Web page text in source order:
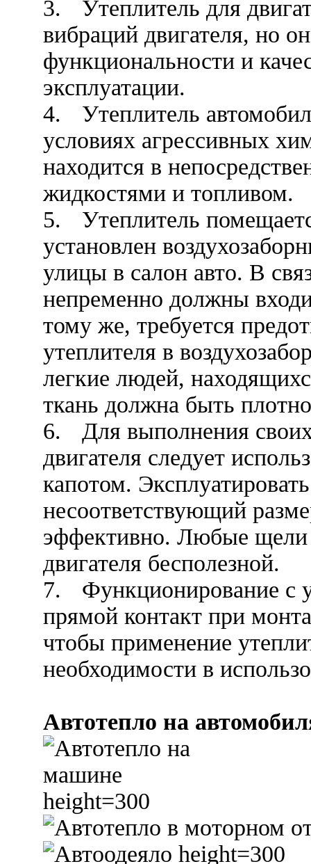
3.
Утеплитель для
вибраций двигателя, но
функциональности и
эксплуатации.
4.
Утеплитель
условиях агрессивных
находится в
жидкостями и топливом.
5.
Утеплитель
установлен
улицы в салон авто. В
непременно должны
тому же, требуется
утеплителя в
легкие людей,
ткань должна быть
6.
Для выполнения
двигателя следует
капотом.
несоответствующий
эффективно. Любые щели
двигателя бесполезной.
7.
Функционирование с
прямой контакт при
чтобы применение
необходимости в
Автотепло на